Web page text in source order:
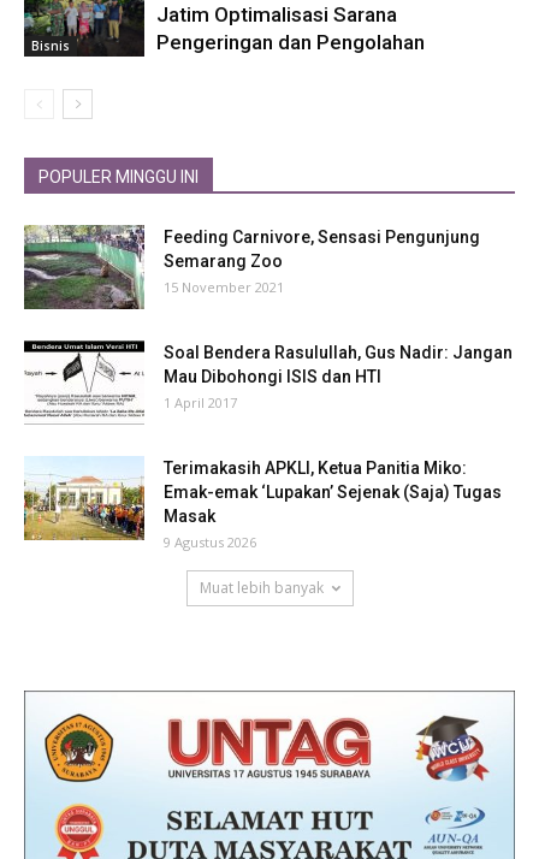
Bisnis
Jatim Optimalisasi Sarana
Pengeringan dan Pengolahan
POPULER MINGGU INI
Feeding Carnivore, Sensasi Pengunjung
Semarang Zoo
15 November 2021
Soal Bendera Rasulullah, Gus Nadir: Jangan
Mau Dibohongi ISIS dan HTI
1 April 2017
Terimakasih APKLI, Ketua Panitia Miko:
Emak-emak ‘Lupakan’ Sejenak (Saja) Tugas
Masak
9 Agustus 2026
Muat lebih banyak